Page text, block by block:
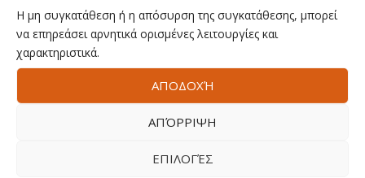
Η μη συγκατάθεση ή η απόσυρση της συγκατάθεσης, μπορεί
να επηρεάσει αρνητικά ορισμένες λειτουργίες και
χαρακτηριστικά.
ΑΠΟΔΟΧΉ
ΑΠΌΡΡΙΨΗ
ΕΠΙΛΟΓΈΣ